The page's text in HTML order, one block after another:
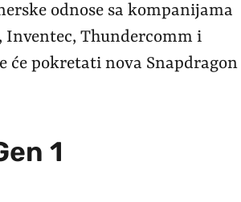
odnose sa kompanijama
Inventec, Thundercomm i
će pokretati nova Snapdragon
1